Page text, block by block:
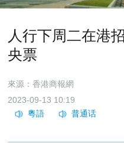
人行下周二在港
央票
來源：香港商報網
2023-09-13 10:19